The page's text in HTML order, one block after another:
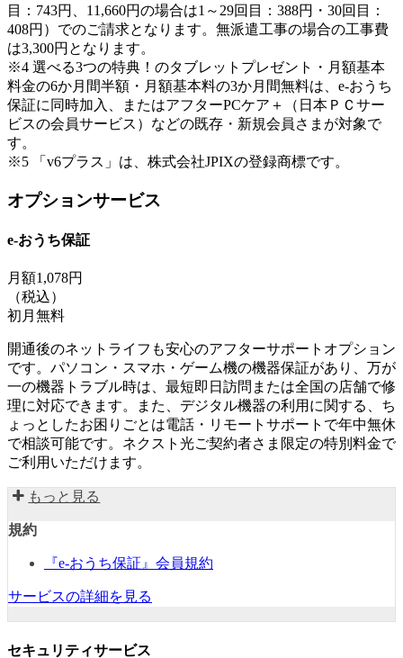
目：743円、11,660円の場合は1～29回目：388円・30回目：
408円）でのご請求となります。無派遣工事の場合の工事費
は3,300円となります。
※4 選べる3つの特典！のタブレットプレゼント・月額基本
料金の6か月間半額・月額基本料の3か月間無料は、e-おうち
保証に同時加入、またはアフターPCケア＋（日本ＰＣサー
ビスの会員サービス）などの既存・新規会員さまが対象で
す。
※5 「v6プラス」は、株式会社JPIXの登録商標です。
オプションサービス
e-おうち保証
月額1,078円
（税込）
初月無料
開通後のネットライフも安心のアフターサポートオプション
です。パソコン・スマホ・ゲーム機の機器保証があり、万が
一の機器トラブル時は、最短即日訪問または全国の店舗で修
理に対応できます。また、デジタル機器の利用に関する、ち
ょっとしたお困りごとは電話・リモートサポートで年中無休
で相談可能です。ネクスト光ご契約者さま限定の特別料金で
ご利用いただけます。
もっと見る
規約
『e-おうち保証』会員規約
サービスの詳細を見る
セキュリティサービス